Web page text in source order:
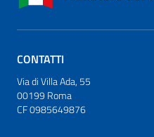
CONTATTI
Via di Villa Ada, 55
00199 Roma
CF 0985649876